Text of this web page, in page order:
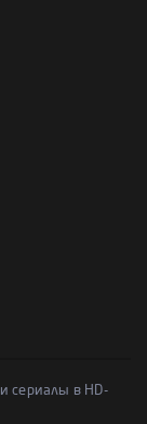
сериалы в HD-